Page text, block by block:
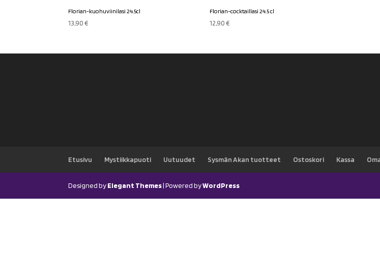
Florian-kuohuviinilasi 24.5cl
13,90€
Florian-cocktaillasi 24.5 cl
12,90€
Etusivu Mystiikkapuoti Uutuudet Sysmän Akan tuotteet Ostoskori Kassa
Designed byElegant Themes| Powered byWordPress